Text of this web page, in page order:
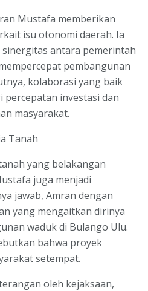
Mustafa memberikan
isu otonomi daerah. Ia
antara pemerintah
pembangunan
kolaborasi yang baik
percepatan investasi dan
masyarakat.
Tanah
yang belakangan
juga menjadi
jawab, Amran dengan
yang mengaitkan dirinya
waduk di Bulango Ulu.
bahwa proyek
setempat.
oleh kejaksaan,